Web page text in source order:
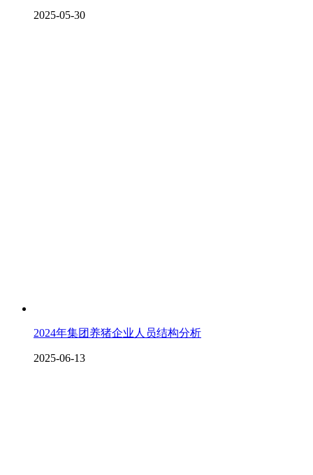
2025-05-30
2024年集团养猪企业人员结构分析
2025-06-13